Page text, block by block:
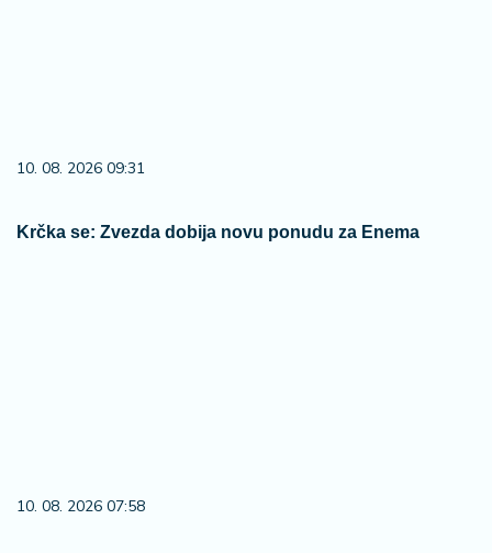
10. 08. 2026 09:31
Krčka se: Zvezda dobija novu ponudu za Enema
10. 08. 2026 07:58